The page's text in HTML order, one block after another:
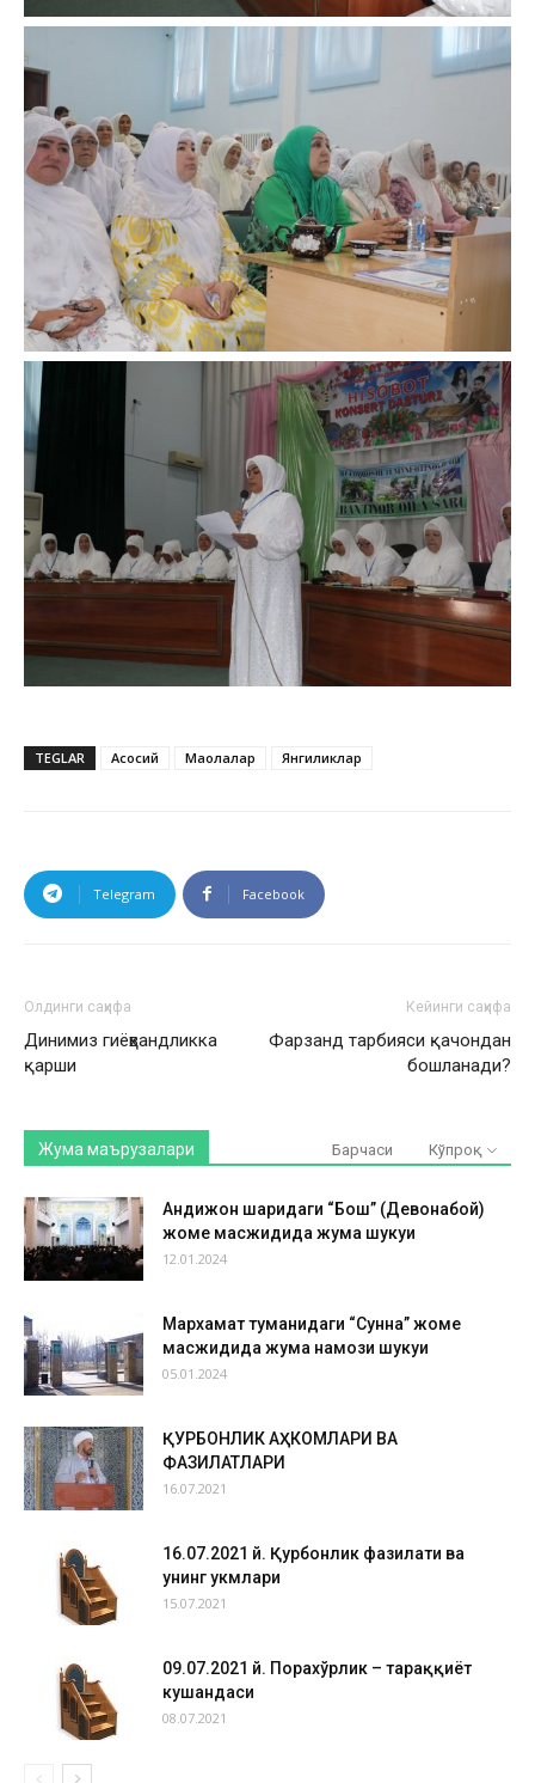
TEGLAR Асосий Мақолалар Янгиликлар
Telegram Facebook
Олдинги саҳифа
Динимиз гиёҳвандликка
қарши
Кейинги саҳифа
Фарзанд тарбияси қачондан
бошланади?
Жума маърузалари Барчаси Кўпроқ
Андижон шаҳридаги “Бош” (Девонабой)
жоме масжидида жума шукуҳи
12.01.2024
Мархамат туманидаги “Сунна” жоме
масжидида жума намози шукуҳи
05.01.2024
ҚУРБОНЛИК АҲКОМЛАРИ ВА
ФАЗИЛАТЛАРИ
16.07.2021
16.07.2021 й. Қурбонлик фазилати ва
унинг ҳукмлари
15.07.2021
09.07.2021 й. Порахўрлик – тараққиёт
кушандаси
08.07.2021